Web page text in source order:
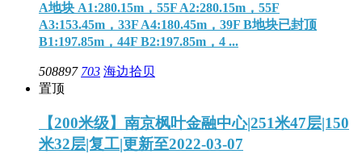
A地块 A1:280.15m，55F A2:280.15m，55F
A3:153.45m，33F A4:180.45m，39F B地块已封顶
B1:197.85m，44F B2:197.85m，4 ...
508897 703 海边拾贝
置顶
【200米级】南京枫叶金融中心|251米47层|150
米32层|复工|更新至2022-03-07